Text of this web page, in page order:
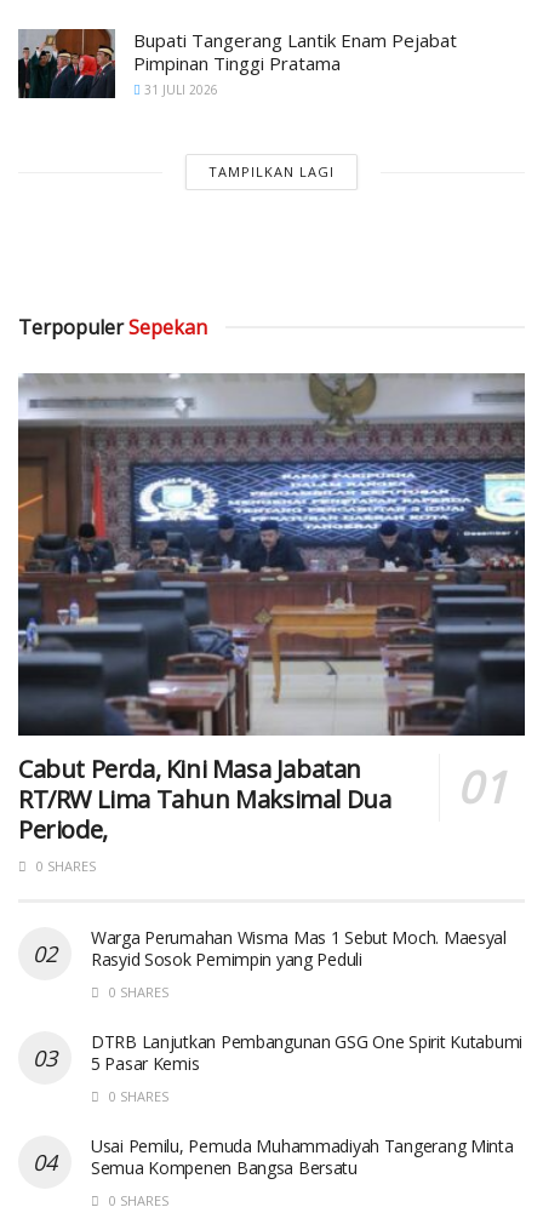
Bupati Tangerang Lantik Enam Pejabat
Pimpinan Tinggi Pratama
31 JULI 2026
TAMPILKAN LAGI
TerpopulerSepekan
Cabut Perda, Kini Masa Jabatan
RT/RW Lima Tahun Maksimal Dua
Periode,
0 SHARES
Warga Perumahan Wisma Mas 1 Sebut Moch. Maesyal
Rasyid Sosok Pemimpin yang Peduli
0 SHARES
DTRB Lanjutkan Pembangunan GSG One Spirit Kutabumi
5 Pasar Kemis
0 SHARES
Usai Pemilu, Pemuda Muhammadiyah Tangerang Minta
Semua Kompenen Bangsa Bersatu
0 SHARES